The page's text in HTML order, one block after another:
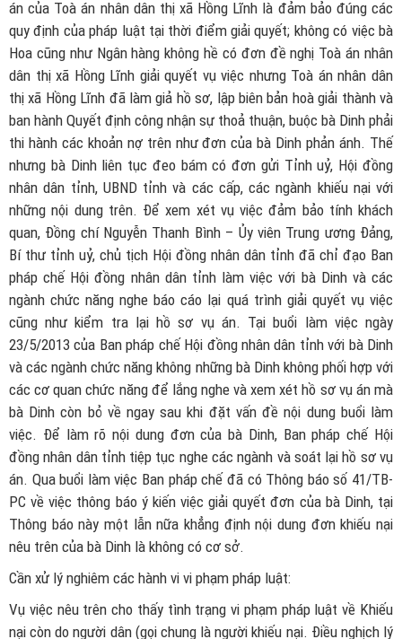
án của Toà án nhân dân thị xã Hồng Lĩnh là đảm bảo đúng các
quy định của pháp luật tại thời điểm giải quyết; không có việc bà
Hoa cũng như Ngân hàng không hề có đơn đề nghị Toà án nhân
dân thị xã Hồng Lĩnh giải quyết vụ việc nhưng Toà án nhân dân
thị xã Hồng Lĩnh đã làm giả hồ sơ, lập biên bản hoà giải thành và
ban hành Quyết định công nhận sự thoả thuận, buộc bà Dinh phải
thi hành các khoản nợ trên như đơn của bà Dinh phản ánh. Thế
nhưng bà Dinh liên tục đeo bám có đơn gửi Tỉnh uỷ, Hội đồng
nhân dân tỉnh, UBND tỉnh và các cấp, các ngành khiếu nại với
những nội dung trên. Để xem xét vụ việc đảm bảo tính khách
quan, Đồng chí Nguyễn Thanh Bình – Ủy viên Trung ương Đảng,
Bí thư tỉnh uỷ, chủ tịch Hội đồng nhân dân tỉnh đã chỉ đạo Ban
pháp chế Hội đồng nhân dân tỉnh làm việc với bà Dinh và các
ngành chức năng nghe báo cáo lại quá trình giải quyết vụ việc
cũng như kiểm tra lại hồ sơ vụ án. Tại buổi làm việc ngày
23/5/2013 của Ban pháp chế Hội đồng nhân dân tỉnh với bà Dinh
và các ngành chức năng không những bà Dinh không phối hợp với
các cơ quan chức năng để lắng nghe và xem xét hồ sơ vụ án mà
bà Dinh còn bỏ về ngay sau khi đặt vấn đề nội dung buổi làm
việc. Để làm rõ nội dung đơn của bà Dinh, Ban pháp chế Hội
đồng nhân dân tỉnh tiệp tục nghe các ngành và soát lại hồ sơ vụ
án. Qua buổi làm việc Ban pháp chế đã có Thông báo số 41/TB-
PC về việc thông báo ý kiến việc giải quyết đơn của bà Dinh, tại
Thông báo này một lẫn nữa khẳng định nội dung đơn khiếu nại
nêu trên của bà Dinh là không có cơ sở.
Cần xử lý nghiêm các hành vi vi phạm pháp luật:
Vụ việc nêu trên cho thấy tình trạng vi phạm pháp luật về Khiếu
nại còn do người dân (gọi chung là người khiếu nại. Điều nghịch lý